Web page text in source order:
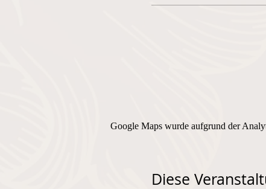
Google Maps wurde aufgrund der
Diese